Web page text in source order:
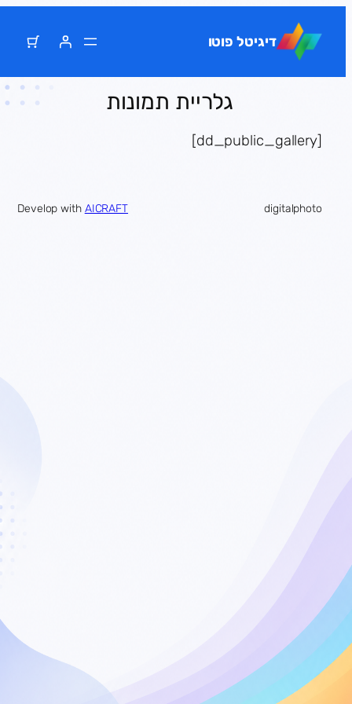
לתוכן
דיגיטל פוטו
גלריית תמונות
digitalphoto
Develop withAICRAFT